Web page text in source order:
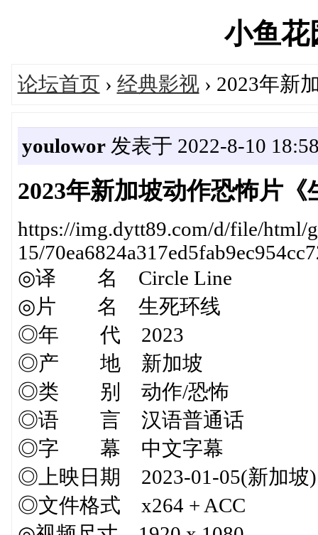
小鱼花
论坛首页 › 经典影视› 2023年新
youlowor发表于 2022-8-10
2023年新加坡动作恐怖片
https://img.dytt89.com/d/file/html/
15/
◎译 名 Circle Line
◎片 名 生死环线
◎年 代 2023
◎产 地 新加坡
◎类 别 动作/恐怖
◎语 言 汉语普通话
◎字 幕 中文字幕
◎上映日期 2023-01-05(新加坡)
◎文件格式 x264 + ACC